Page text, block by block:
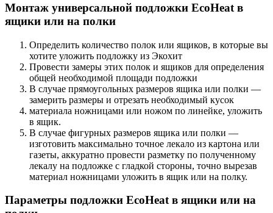
Монтаж универсальной подложки EcoHeat в
ящики или на полки
Определить количество полок или ящиков, в которые вы
хотите уложить подложку из Экохит
Провести замеры этих полок и ящиков для определения
общей необходимой площади подложки
В случае прямоугольных размеров ящика или полки —
замерить размеры и отрезать необходимый кусок
материала ножницами или ножом по линейке, уложить
в ящик.
В случае фигурных размеров ящика или полки —
изготовить максимально точное лекало из картона или
газеты, аккуратно провести разметку по полученному
лекалу на подложке с гладкой стороны, точно вырезав
материал ножницами уложить в ящик или на полку.
Параметры подложки EcoHeat в ящики или на